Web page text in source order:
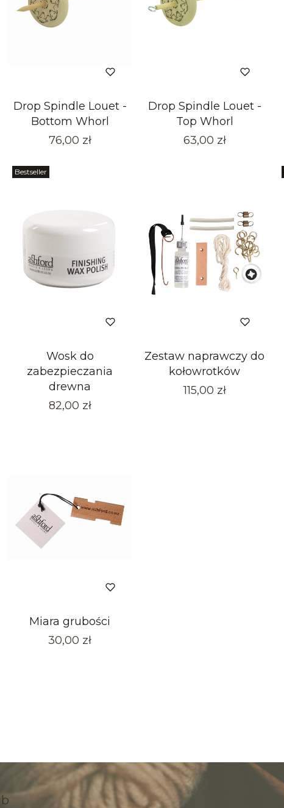
Drop Spindle Louet -
Bottom Whorl
Cena
76,00 zł
Drop Spindle Louet -
Top Whorl
Cena
63,00 zł
Bestseller
Wosk do
zabezpieczania
drewna
Cena
82,00 zł
Zestaw naprawczy do
kołowrotków
Cena
115,00 zł
Miara grubości
Cena
30,00 zł